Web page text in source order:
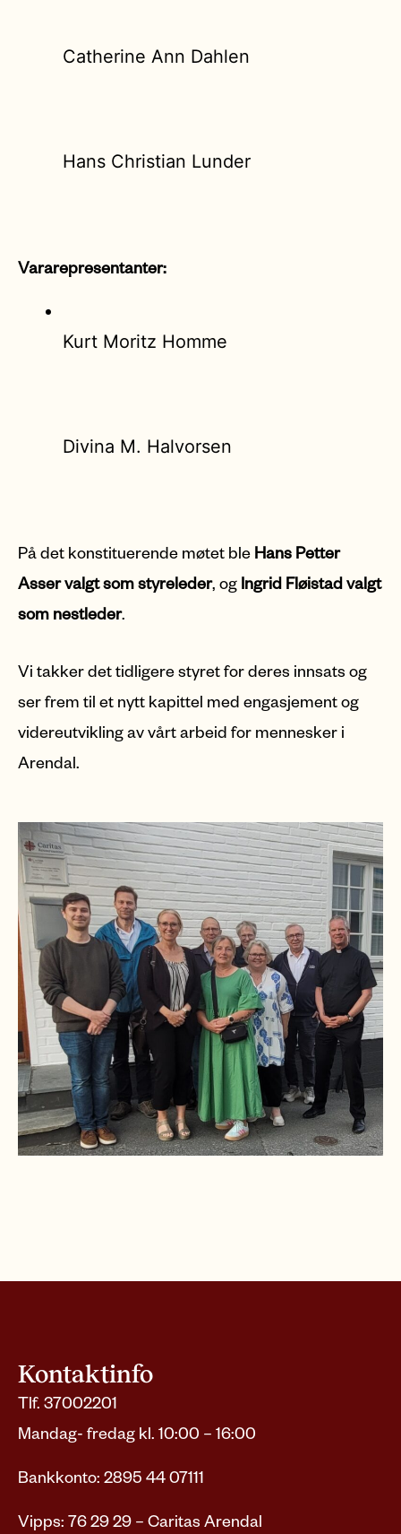
Catherine Ann Dahlen
Hans Christian Lunder
Vararepresentanter:
Kurt Moritz Homme
Divina M. Halvorsen
På det konstituerende møtet ble Hans Petter
Asser valgt som styreleder, og Ingrid Fløistad valgt
som nestleder.
Vi takker det tidligere styret for deres innsats og
ser frem til et nytt kapittel med engasjement og
videreutvikling av vårt arbeid for mennesker i
Arendal.
Kontaktinfo
Tlf. 37002201
Mandag- fredag kl. 10:00 – 16:00
Bankkonto: 2895 44 07111
Vipps: 76 29 29 – Caritas Arendal